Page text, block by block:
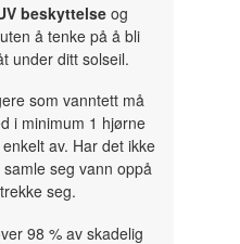
beskyttelse og
å tenke på å bli
under ditt solseil.
som vanntett må
i minimum 1 hjørne
av. Har det ikke
seg vann oppå
seg.
98 % av skadelig